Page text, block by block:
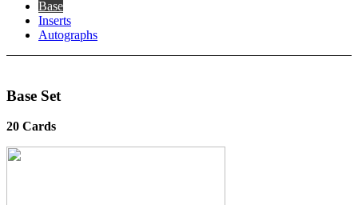
Base
Inserts
Autographs
Base Set
20 Cards